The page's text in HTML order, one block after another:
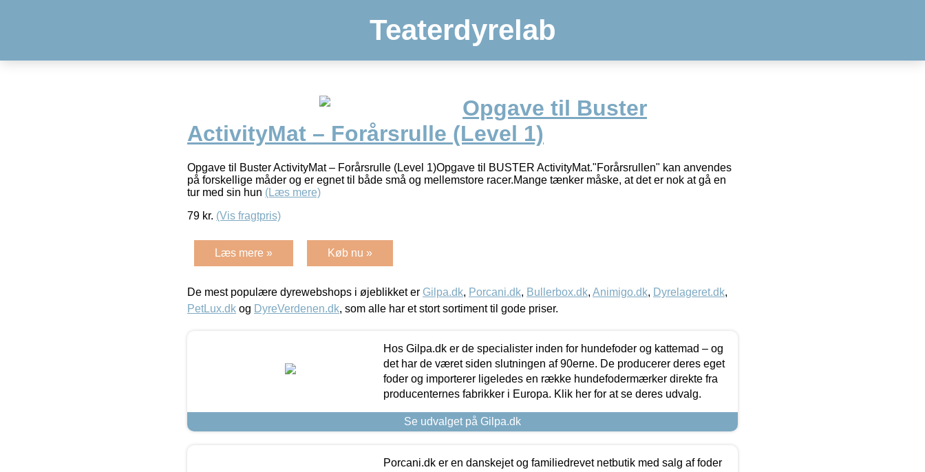
Teaterdyrelab
Opgave til Buster
ActivityMat – Forårsrulle (Level 1)
Opgave til Buster ActivityMat – Forårsrulle (Level 1)Opgave til BUSTER ActivityMat."Forårsrullen" kan anvendes
på forskellige måder og er egnet til både små og mellemstore racer.Mange tænker måske, at det er nok at gå en
tur med sin hun (Læs mere)
79 kr. (Vis fragtpris)
Læs mere » Køb nu »
De mest populære dyrewebshops i øjeblikket er Gilpa.dk, Porcani.dk, Bullerbox.dk, Animigo.dk, Dyrelageret.dk,
PetLux.dk og DyreVerdenen.dk, som alle har et stort sortiment til gode priser.
Hos Gilpa.dk er de specialister inden for hundefoder og kattemad – og
det har de været siden slutningen af 90erne. De producerer deres eget
foder og importerer ligeledes en række hundefodermærker direkte fra
producenternes fabrikker i Europa. Klik her for at se deres udvalg.
Se udvalget på Gilpa.dk
Porcani.dk er en danskejet og familiedrevet netbutik med salg af foder